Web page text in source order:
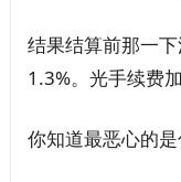
结果结算前那一
1.3%。光手续费
你知道最恶心的是